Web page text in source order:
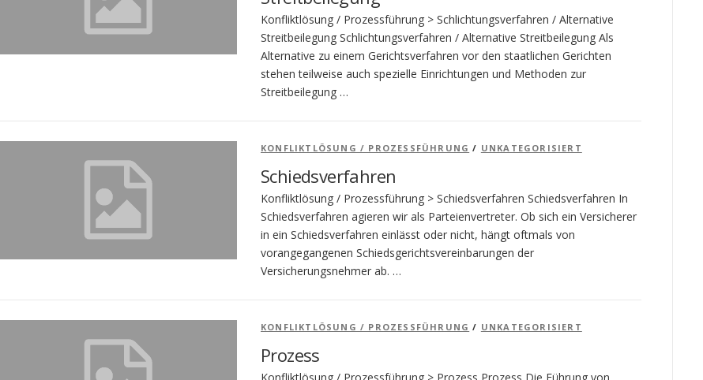
Konfliktlösung / Prozessführung > Schlichtungsverfahren / Alternative
Streitbeilegung Schlichtungsverfahren / Alternative Streitbeilegung Als
Alternative zu einem Gerichtsverfahren vor den staatlichen Gerichten
stehen teilweise auch spezielle Einrichtungen und Methoden zur
Streitbeilegung …
KONFLIKTLÖSUNG / PROZESSFÜHRUNG / UNKATEGORISIERT
Schiedsverfahren
Konfliktlösung / Prozessführung > Schiedsverfahren Schiedsverfahren In
Schiedsverfahren agieren wir als Parteienvertreter. Ob sich ein Versicherer
in ein Schiedsverfahren einlässt oder nicht, hängt oftmals von
vorangegangenen Schiedsgerichtsvereinbarungen der
Versicherungsnehmer ab. …
KONFLIKTLÖSUNG / PROZESSFÜHRUNG / UNKATEGORISIERT
Prozess